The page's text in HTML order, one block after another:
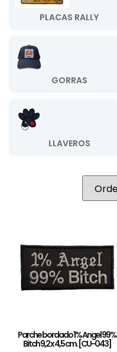
PLACAS RALLY
GORRAS
LLAVEROS
Parche bordado 1% Angel 99%
Bitch 9,2 x 4,5 cm. [CU-043]